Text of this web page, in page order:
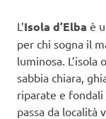
L’Isola d’Elba è
per chi sogna il
luminosa.
sabbia chiara,
riparate e
passa da località